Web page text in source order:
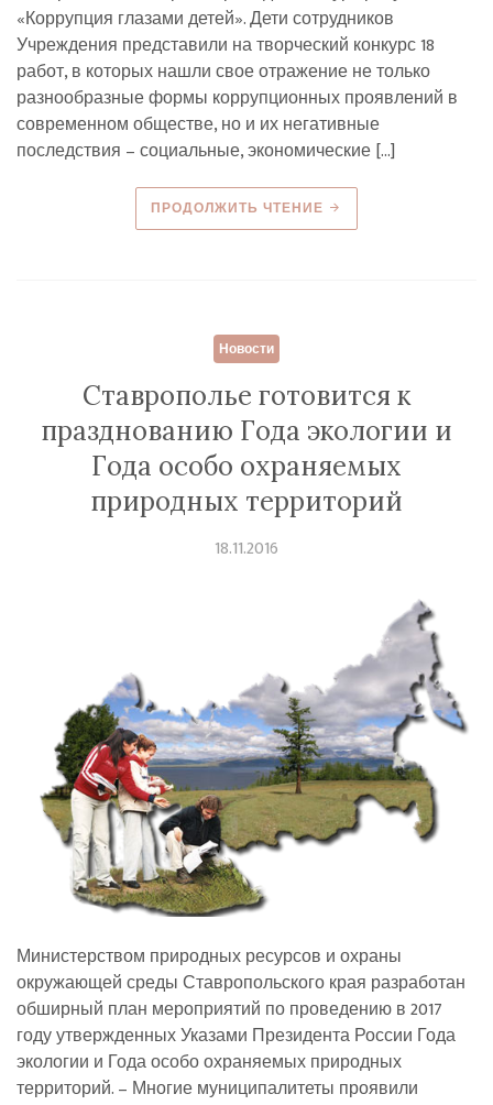
«Коррупция глазами детей». Дети сотрудников
Учреждения представили на творческий конкурс 18
работ, в которых нашли свое отражение не только
разнообразные формы коррупционных проявлений в
современном обществе, но и их негативные
последствия – социальные, экономические […]
ПРОДОЛЖИТЬ ЧТЕНИЕ
Новости
Ставрополье готовится к
празднованию Года экологии и
Года особо охраняемых
природных территорий
18.11.2016
Министерством природных ресурсов и охраны
окружающей среды Ставропольского края разработан
обширный план мероприятий по проведению в 2017
году утвержденных Указами Президента России Года
экологии и Года особо охраняемых природных
территорий. – Многие муниципалитеты проявили